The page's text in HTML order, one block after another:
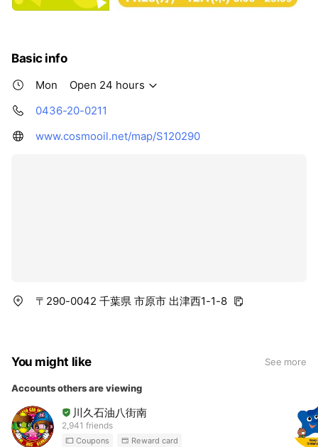
Basic info
Mon
Open 24 hours
0436-20-0211
www.cosmooil.net/map/S120290
〒290-0042 千葉県 市原市 出津西1-1-8
You might like See more
Accounts others are viewing
川久石油八街南
2,941 friends
Coupons Reward card